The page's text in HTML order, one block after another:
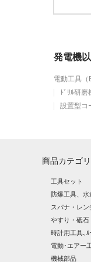
発電機
電動工具（
ﾄﾞﾘﾙ研磨
設置型コ
商品カテゴ
工具セット
防爆工具、
スパナ・レ
やすり・砥石
時計用工具､
電動･エアー
機械部品